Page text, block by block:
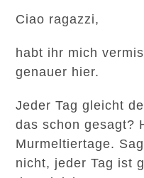
Ciao ragazzi,
habt ihr mich
genauer hier.
Jeder Tag gleicht
das schon gesagt?
Murmeltiertage.
nicht, jeder Tag ist